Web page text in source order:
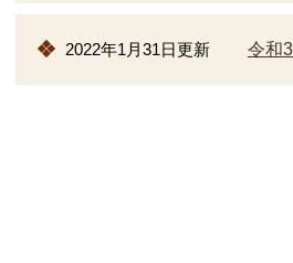
2022年1月31日更新 令和